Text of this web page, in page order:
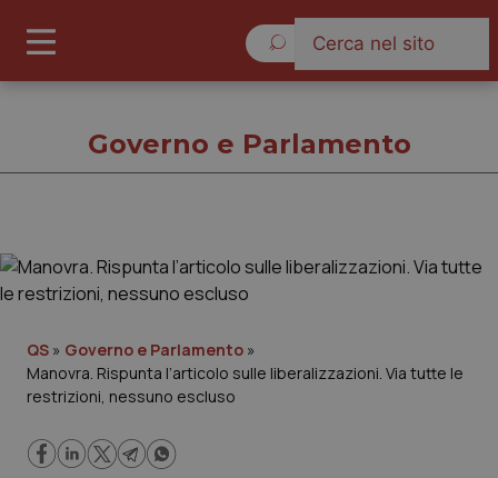
Governo e Parlamento
Regioni e Asl
Governo e Parlamento
QS » Governo e Parlamento »
Manovra. Rispunta l’articolo sulle liberalizzazioni. Via tutte le
restrizioni, nessuno escluso